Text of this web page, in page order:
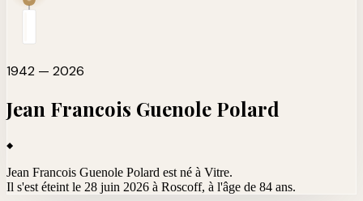
1942 — 2026
Jean Francois Guenole Polard
Jean Francois Guenole Polard est né à Vitre.
Il s'est éteint le 28 juin 2026 à Roscoff, à l'âge de 84 ans.